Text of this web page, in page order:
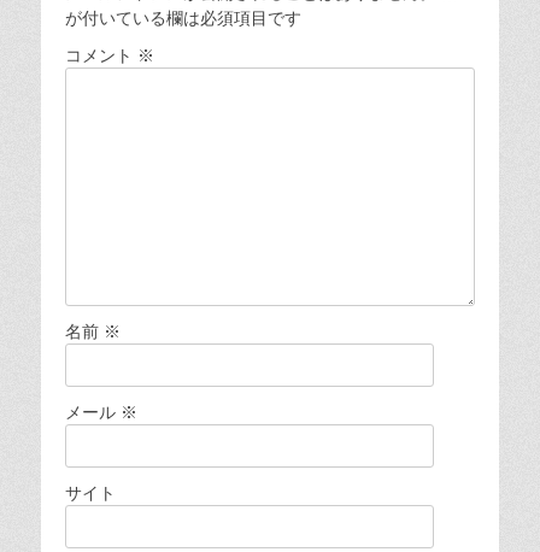
が付いている欄は必須項目です
コメント ※
名前 ※
メール ※
サイト